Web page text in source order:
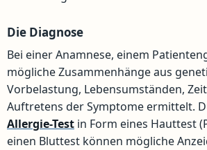
Die Diagnose
Bei einer Anamnese, einem
mögliche Zusammenhänge aus
Vorbelastung, Lebensumständen,
Auftretens der Symptome ermittelt.
Allergie-Test in Form eines Hauttest
einen Bluttest können mögliche